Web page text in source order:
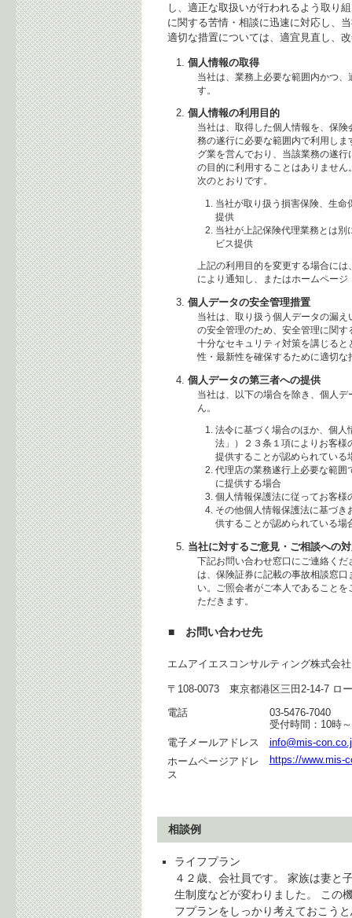
し、適正な取扱いが行われるよう取り
に関する苦情・相談に迅速に対応し、
適切な措置については、適宜見直し、
個人情報の取得
当社は、業務上必要な範囲内かつ
す。
個人情報の利用目的
当社は、取得した個人情報を、保
務の遂行に必要な範囲内で利用し
グ業を営んでおり、当該業務の遂
の目的に利用することはありませ
次のとおりです。
当社が取り扱う損害保険、生
提供
当社が上記保険代理業務とは
ビス提供
上記の利用目的を変更する場合に
により通知し、またはホームペー
個人データの安全管理措置
当社は、取り扱う個人データの漏
の安全管理のため、安全管理に関
十分なセキュリティ対策を講じる
性・最新性を確保するために適切な
個人データの第三者への提供
当社は、以下の場合を除き、個人
ん。
法令に基づく場合のほか、個人
法」）２３条１項によりお客様
提供することが認められている
代理店の業務遂行上必要な範囲
に提供する場合
個人情報保護法に従ってお客様
その他個人情報保護法に基づ
供することが認められている場
当社に対するご意見・ご相談への
下記お問い合わせ窓口にご連絡く
は、保険証券に記載の事故相談窓
い。ご照会者がご本人であること
ただきます。
■ お問い合わせ先
エムアイエスコンサルティング株式会社
〒108-0073 東京都港区三田2-14-7 ロ
電話
03-5476-7040
受付時間：10時
電子メールアドレス
info@mis-
ホームページアドレ
ス
https://www.mis-
相談例
ライフプラン
４２歳、会社員です。 家族は妻と
生制度などが変わりました。 この
フプランをしっかり考えておこう